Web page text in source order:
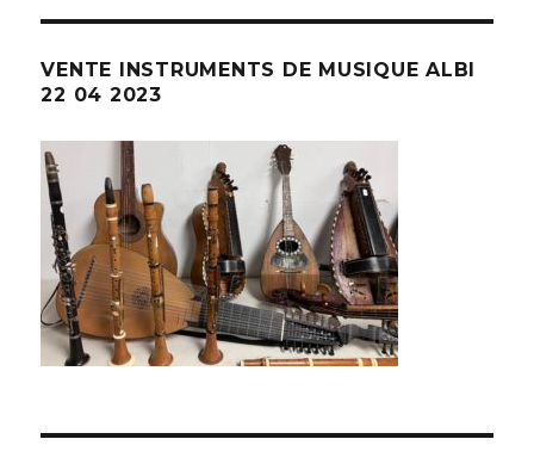
VENTE INSTRUMENTS DE MUSIQUE ALBI
22 04 2023